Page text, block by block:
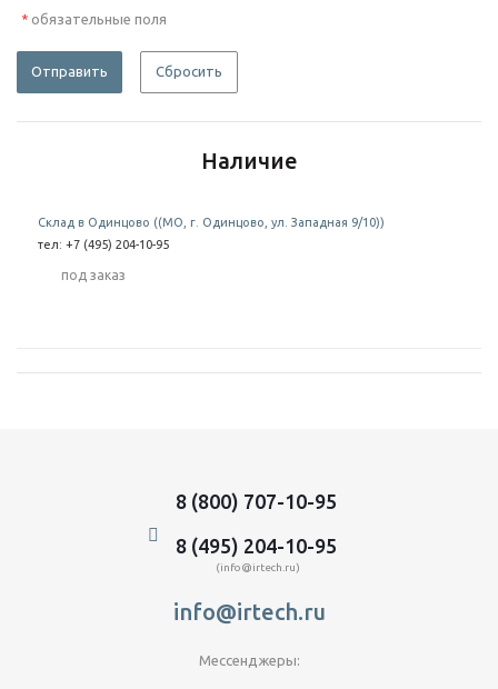
* обязательные поля
Отправить Сбросить
Наличие
Склад в Одинцово ((МО, г. Одинцово, ул. Западная 9/10))
тел: +7 (495) 204-10-95
Под заказ
8 (800) 707-10-95
8 (495) 204-10-95
(info@irtech.ru)
info@irtech.ru
Мессенджеры: